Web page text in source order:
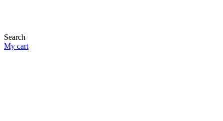
Search
My cart